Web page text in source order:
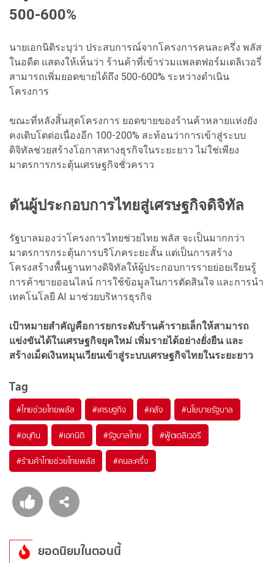
500-600%
นายเอกนิติระบุว่า ประสบการณ์จากโครงการคนละครึ่ง พลัส
ในอดีต แสดงให้เห็นว่า ร้านค้าที่เข้าร่วมแพลตฟอร์มเดลิเวอรี่
สามารถเพิ่มยอดขายได้ถึง 500-600% ระหว่างดำเนิน
โครงการ
ขณะที่หลังสิ้นสุดโครงการ ยอดขายของร้านค้าหลายแห่งยัง
คงเติบโตต่อเนื่องอีก 100-200% สะท้อนว่าการเข้าสู่ระบบ
ดิจิทัลช่วยสร้างโอกาสทางธุรกิจในระยะยาว ไม่ใช่เพียง
มาตรการกระตุ้นเศรษฐกิจชั่วคราว
ดันผู้ประกอบการไทยสู่เศรษฐกิจดิจิทัล
รัฐบาลมองว่าโครงการไทยช่วยไทย พลัส จะเป็นมากกว่า
มาตรการกระตุ้นการบริโภคระยะสั้น แต่เป็นการสร้าง
โครงสร้างพื้นฐานทางดิจิทัลให้ผู้ประกอบการรายย่อยเรียนรู้
การค้าขายออนไลน์ การใช้ข้อมูลในการตัดสินใจ และการนำ
เทคโนโลยี AI มาช่วยบริหารธุรกิจ
เป้าหมายสำคัญคือการยกระดับร้านค้ารายเล็กให้สามารถ
แข่งขันได้ในเศรษฐกิจยุคใหม่ เพิ่มรายได้อย่างยั่งยืน และ
สร้างเม็ดเงินหมุนเวียนเข้าสู่ระบบเศรษฐกิจไทยในระยะยาว
Tag
#ไทยช่วยไทยพลัส #เศรษฐกิจ #คลัง #นโยบายรัฐบาล
#อนุทิน #เอกนิติ #รัฐบาลไทย #ฟู้ดเดลิเวอรี
#ร้านค้าไทยช่วยไทยพลัส #คนละครึ่ง
ยอดนิยมในตอนนี้